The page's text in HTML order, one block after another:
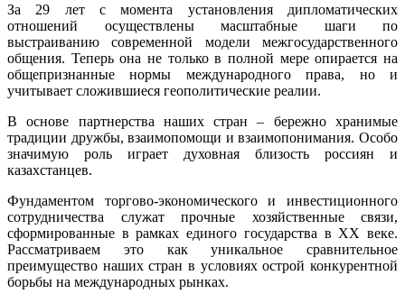
в
газете»
За 29 лет с момента установления дипломатических
отношений осуществлены масштабные шаги по
выстраиванию современной модели межгосударственного
общения. Теперь она не только в полной мере опирается на
общепризнанные нормы международного права, но и
учитывает сложившиеся геополитические реалии.
В основе партнерства наших стран – бережно хранимые
традиции дружбы, взаимопомощи и взаимопонимания. Особо
значимую роль играет духовная близость россиян и
казахстанцев.
Фундаментом торгово-экономического и инвестиционного
сотрудничества служат прочные хозяйственные связи,
сформированные в рамках единого государства в XX веке.
Рассматриваем это как уникальное сравнительное
преимущество наших стран в условиях острой конкурентной
борьбы на международных рынках.